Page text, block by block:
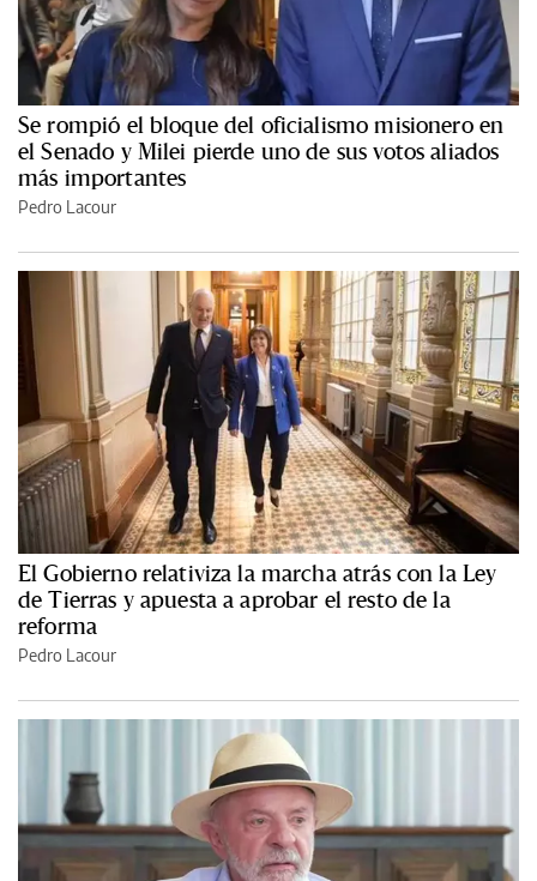
Se rompió el bloque del oficialismo misionero en
el Senado y Milei pierde uno de sus votos aliados
más importantes
Pedro Lacour
El Gobierno relativiza la marcha atrás con la Ley
de Tierras y apuesta a aprobar el resto de la
reforma
Pedro Lacour